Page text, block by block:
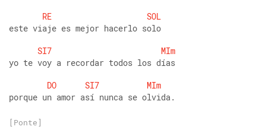
RE
SOL
este viaje es mejor hacerlo solo
SI7
MIm
yo te voy a recordar todos los días
DO
SI7
MIm
porque un amor así nunca se olvida.
[Ponte]